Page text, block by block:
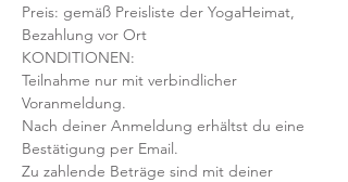
Preis: gemäß Preisliste der YogaHeimat,
Bezahlung vor Ort
KONDITIONEN:
Teilnahme nur mit verbindlicher
Voranmeldung.
Nach deiner Anmeldung erhältst du eine
Bestätigung per Email.
Zu zahlende Beträge sind mit deiner